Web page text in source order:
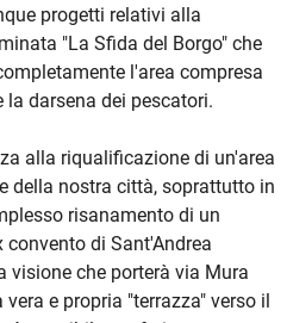
progetti relativi alla
"La Sfida del Borgo" che
l'area compresa
darsena dei pescatori.
alla riqualificazione di un'area
della nostra città, soprattutto in
risanamento di un
di Sant'Andrea
visione che porterà via Mura
e propria "terrazza" verso il